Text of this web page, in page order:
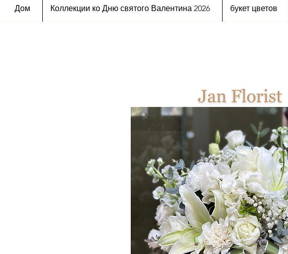
Дом Коллекции ко Дню святого Валентина 2026 букет цветов